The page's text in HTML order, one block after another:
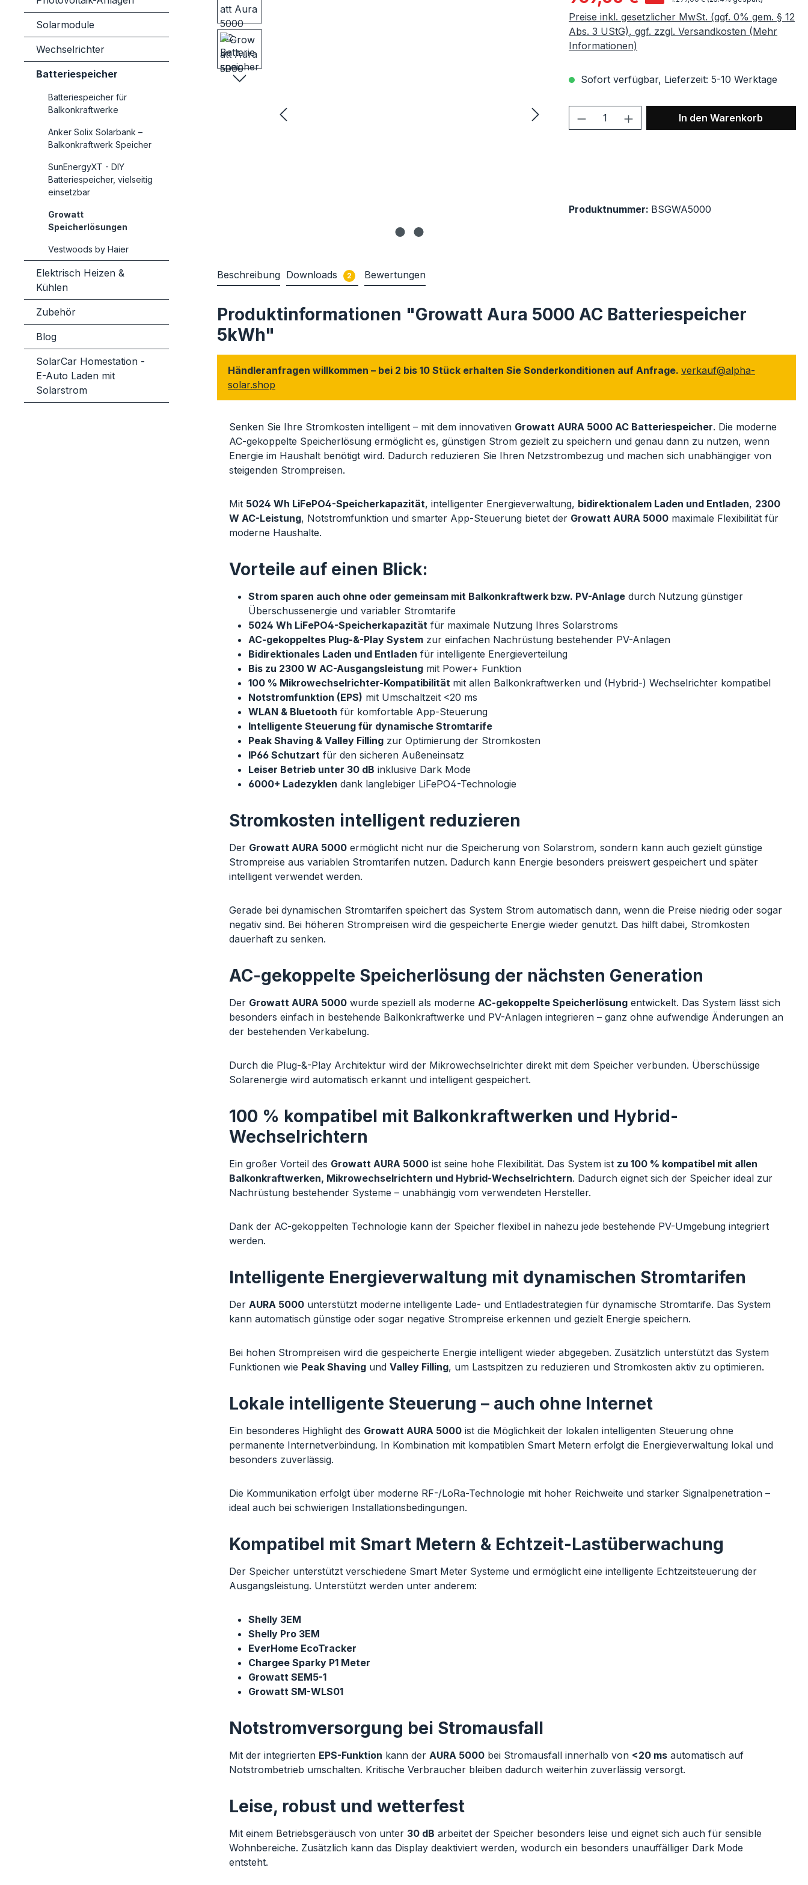
Solarmodule
Wechselrichter
Batteriespeicher
Batteriespeicher für
Balkonkraftwerke
Anker Solix Solarbank –
Balkonkraftwerk Speicher
SunEnergyXT - DIY
Batteriespeicher, vielseitig
einsetzbar
Growatt
Speicherlösungen
Vestwoods by Haier
Elektrisch Heizen &
Kühlen
Zubehör
Blog
SolarCar Homestation -
E-Auto Laden mit
Solarstrom
Preise inkl. gesetzlicher MwSt. (ggf. 0% gem. § 12
Abs. 3 UStG), ggf. zzgl. Versandkosten (Mehr
Informationen)
Sofort verfügbar, Lieferzeit: 5-10 Werktage
Produkt Anzahl: Gib den
In den Warenkorb
Produktnummer: BSGWA5000
Beschreibung Downloads 2 Bewertungen
Produktinformationen "Growatt Aura 5000 AC Batteriespeicher
5kWh"
Händleranfragen willkommen – bei 2 bis 10 Stück erhalten Sie Sonderkonditionen auf Anfrage. verkauf@alpha-
solar.shop
Senken Sie Ihre Stromkosten intelligent – mit dem innovativen Growatt AURA 5000 AC Batteriespeicher. Die moderne
AC-gekoppelte Speicherlösung ermöglicht es, günstigen Strom gezielt zu speichern und genau dann zu nutzen, wenn
Energie im Haushalt benötigt wird. Dadurch reduzieren Sie Ihren Netzstrombezug und machen sich unabhängiger von
steigenden Strompreisen.
Mit 5024 Wh LiFePO4-Speicherkapazität, intelligenter Energieverwaltung, bidirektionalem Laden und Entladen, 2300
W AC-Leistung, Notstromfunktion und smarter App-Steuerung bietet der Growatt AURA 5000 maximale Flexibilität für
moderne Haushalte.
Vorteile auf einen Blick:
Strom sparen auch ohne oder gemeinsam mit Balkonkraftwerk bzw. PV-Anlage durch Nutzung günstiger
Überschussenergie und variabler Stromtarife
5024 Wh LiFePO4-Speicherkapazität für maximale Nutzung Ihres Solarstroms
AC-gekoppeltes Plug-&-Play System zur einfachen Nachrüstung bestehender PV-Anlagen
Bidirektionales Laden und Entladen für intelligente Energieverteilung
Bis zu 2300 W AC-Ausgangsleistung mit Power+ Funktion
100 % Mikrowechselrichter-Kompatibilität mit allen Balkonkraftwerken und (Hybrid-) Wechselrichter kompatibel
Notstromfunktion (EPS) mit Umschaltzeit <20 ms
WLAN & Bluetooth für komfortable App-Steuerung
Intelligente Steuerung für dynamische Stromtarife
Peak Shaving & Valley Filling zur Optimierung der Stromkosten
IP66 Schutzart für den sicheren Außeneinsatz
Leiser Betrieb unter 30 dB inklusive Dark Mode
6000+ Ladezyklen dank langlebiger LiFePO4-Technologie
Stromkosten intelligent reduzieren
Der Growatt AURA 5000 ermöglicht nicht nur die Speicherung von Solarstrom, sondern kann auch gezielt günstige
Strompreise aus variablen Stromtarifen nutzen. Dadurch kann Energie besonders preiswert gespeichert und später
intelligent verwendet werden.
Gerade bei dynamischen Stromtarifen speichert das System Strom automatisch dann, wenn die Preise niedrig oder sogar
negativ sind. Bei höheren Strompreisen wird die gespeicherte Energie wieder genutzt. Das hilft dabei, Stromkosten
dauerhaft zu senken.
AC-gekoppelte Speicherlösung der nächsten Generation
Der Growatt AURA 5000 wurde speziell als moderne AC-gekoppelte Speicherlösung entwickelt. Das System lässt sich
besonders einfach in bestehende Balkonkraftwerke und PV-Anlagen integrieren – ganz ohne aufwendige Änderungen an
der bestehenden Verkabelung.
Durch die Plug-&-Play Architektur wird der Mikrowechselrichter direkt mit dem Speicher verbunden. Überschüssige
Solarenergie wird automatisch erkannt und intelligent gespeichert.
100 % kompatibel mit Balkonkraftwerken und Hybrid-
Wechselrichtern
Ein großer Vorteil des Growatt AURA 5000 ist seine hohe Flexibilität. Das System ist zu 100 % kompatibel mit allen
Balkonkraftwerken, Mikrowechselrichtern und Hybrid-Wechselrichtern. Dadurch eignet sich der Speicher ideal zur
Nachrüstung bestehender Systeme – unabhängig vom verwendeten Hersteller.
Dank der AC-gekoppelten Technologie kann der Speicher flexibel in nahezu jede bestehende PV-Umgebung integriert
werden.
Intelligente Energieverwaltung mit dynamischen Stromtarifen
Der AURA 5000 unterstützt moderne intelligente Lade- und Entladestrategien für dynamische Stromtarife. Das System
kann automatisch günstige oder sogar negative Strompreise erkennen und gezielt Energie speichern.
Bei hohen Strompreisen wird die gespeicherte Energie intelligent wieder abgegeben. Zusätzlich unterstützt das System
Funktionen wie Peak Shaving und Valley Filling, um Lastspitzen zu reduzieren und Stromkosten aktiv zu optimieren.
Lokale intelligente Steuerung – auch ohne Internet
Ein besonderes Highlight des Growatt AURA 5000 ist die Möglichkeit der lokalen intelligenten Steuerung ohne
permanente Internetverbindung. In Kombination mit kompatiblen Smart Metern erfolgt die Energieverwaltung lokal und
besonders zuverlässig.
Die Kommunikation erfolgt über moderne RF-/LoRa-Technologie mit hoher Reichweite und starker Signalpenetration –
ideal auch bei schwierigen Installationsbedingungen.
Kompatibel mit Smart Metern & Echtzeit-Lastüberwachung
Der Speicher unterstützt verschiedene Smart Meter Systeme und ermöglicht eine intelligente Echtzeitsteuerung der
Ausgangsleistung. Unterstützt werden unter anderem:
Shelly 3EM
Shelly Pro 3EM
EverHome EcoTracker
Chargee Sparky P1 Meter
Growatt SEM5-1
Growatt SM-WLS01
Notstromversorgung bei Stromausfall
Mit der integrierten EPS-Funktion kann der AURA 5000 bei Stromausfall innerhalb von <20 ms automatisch auf
Notstrombetrieb umschalten. Kritische Verbraucher bleiben dadurch weiterhin zuverlässig versorgt.
Leise, robust und wetterfest
Mit einem Betriebsgeräusch von unter 30 dB arbeitet der Speicher besonders leise und eignet sich auch für sensible
Wohnbereiche. Zusätzlich kann das Display deaktiviert werden, wodurch ein besonders unauffälliger Dark Mode
entsteht.